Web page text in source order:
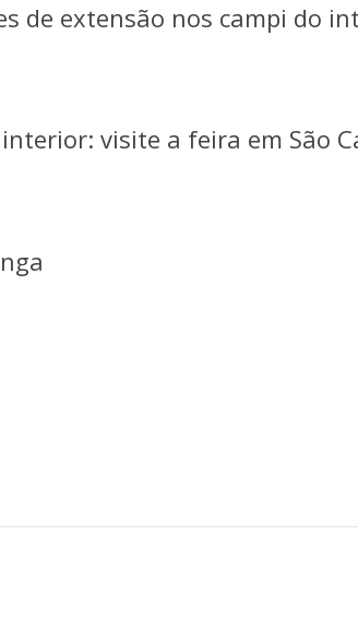
de extensão nos campi do
visite a feira em São